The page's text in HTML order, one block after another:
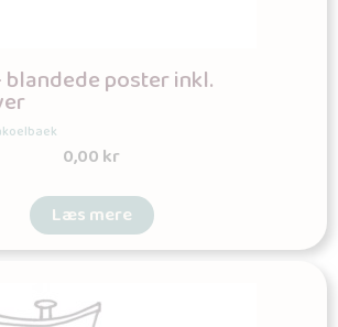
poster inkl.
0,00kr
Læs mere